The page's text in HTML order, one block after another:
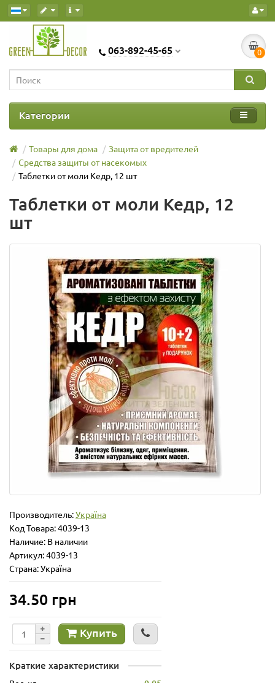
063-892-45-65 0
Категории
Товары для дома
Защита от вредителей
Средства защиты от насекомых
Таблетки от моли Кедр, 12 шт
Таблетки от моли Кедр, 12
шт
Производитель:Україна
Код Товара:4039-13
Наличие: В наличии
Артикул: 4039-13
Страна: Україна
34.50 грн
Купить
Краткие характеристики